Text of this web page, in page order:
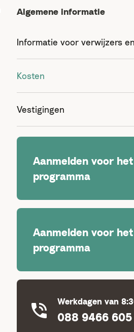
Algemene informatie
Informatie voor verwijzers
Kosten
Vestigingen
Aanmelden voor
programma
Aanmelden voor
programma
Werkdagen van
088 9466 605